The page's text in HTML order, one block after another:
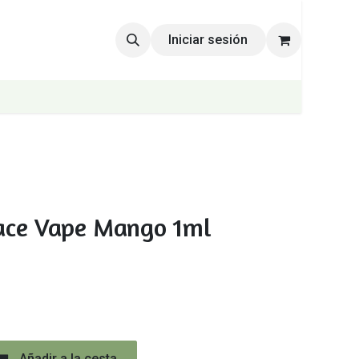
Iniciar sesión
Vape Mango 1ml